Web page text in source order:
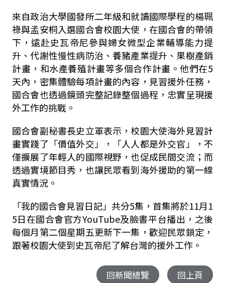
來自政治大學國發所二年級和就讀國際學程的楊珮
祿與孟安桐入選國合會校園大使，在國合會的帶領
下，遠赴史瓦帝尼參與婦女微型企業輔導能力提
升、代謝性慢性病防治、養豬產業提升、果樹產銷
計畫，和水產養殖計畫等多個合作計畫。他們在5
天內，密集體驗每項計畫的內容，見習援外任務，
國合會也透過鏡頭完整記錄整個過程，忠實呈現援
外工作的挑戰。
國合會副秘書長史立軍表示，校園大使海外見習計
畫實踐了「價值外交」，「人人都是外交官」，不
僅擴展了年輕人的國際視野，也促成民間交流；而
透過實境節目秀，也讓民眾看到海外援助的第一線
真實情況。
「我的國合會見習日記」共分5集，首集將於11月1
5日在國合會官方YouTube及臉書平台播出，之後
每個月第二個星期五更新下一集，歡迎民眾鎖定，
跟著校園大使到史瓦帝尼了解台灣的援外工作。
回新聞總覽 回上頁